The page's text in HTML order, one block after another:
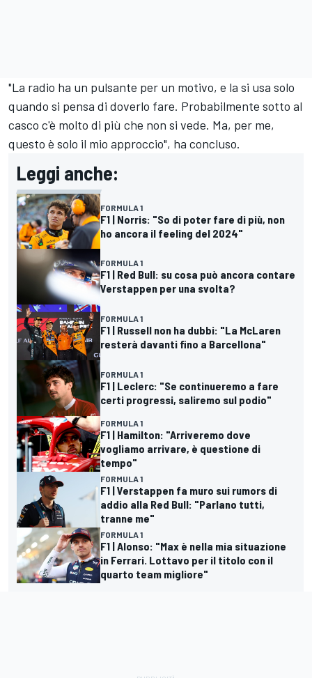
"La radio ha un pulsante per un motivo, e la si usa solo
quando si pensa di doverlo fare. Probabilmente sotto al
casco c'è molto di più che non si vede. Ma, per me,
questo è solo il mio approccio", ha concluso.
Leggi anche:
FORMULA 1
F1 | Norris: "So di poter fare di più, non
ho ancora il feeling del 2024"
FORMULA 1
F1 | Red Bull: su cosa può ancora contare
Verstappen per una svolta?
FORMULA 1
F1 | Russell non ha dubbi: "La McLaren
resterà davanti fino a Barcellona"
FORMULA 1
F1 | Leclerc: "Se continueremo a fare
certi progressi, saliremo sul podio"
FORMULA 1
F1 | Hamilton: "Arriveremo dove
vogliamo arrivare, è questione di
tempo"
FORMULA 1
F1 | Verstappen fa muro sui rumors di
addio alla Red Bull: "Parlano tutti,
tranne me"
FORMULA 1
F1 | Alonso: "Max è nella mia situazione
in Ferrari. Lottavo per il titolo con il
quarto team migliore"